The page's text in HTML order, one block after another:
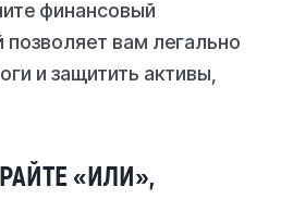
финансовый
позволяет вам легально
и защитить активы,
«ИЛИ»,